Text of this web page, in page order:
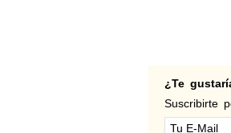
¿Te
Suscribirte